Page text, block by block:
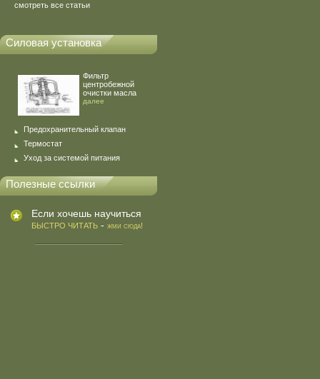
смотреть все статьи
Силовая установка
Фильтр
центробежной
очистки масла
далее
Предохранительный клапан
Термостат
Уход за системой питания
Полезные ссылки
Если хочешь научиться
БЫСТРО ЧИТАТЬ - жми сюда!